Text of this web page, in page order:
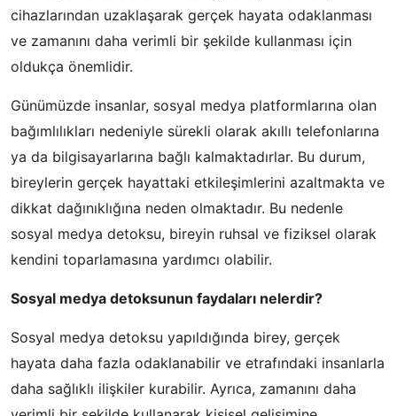
cihazlarından uzaklaşarak gerçek hayata odaklanması
ve zamanını daha verimli bir şekilde kullanması için
oldukça önemlidir.
Günümüzde insanlar, sosyal medya platformlarına olan
bağımlılıkları nedeniyle sürekli olarak akıllı telefonlarına
ya da bilgisayarlarına bağlı kalmaktadırlar. Bu durum,
bireylerin gerçek hayattaki etkileşimlerini azaltmakta ve
dikkat dağınıklığına neden olmaktadır. Bu nedenle
sosyal medya detoksu, bireyin ruhsal ve fiziksel olarak
kendini toparlamasına yardımcı olabilir.
Sosyal medya detoksunun faydaları nelerdir?
Sosyal medya detoksu yapıldığında birey, gerçek
hayata daha fazla odaklanabilir ve etrafındaki insanlarla
daha sağlıklı ilişkiler kurabilir. Ayrıca, zamanını daha